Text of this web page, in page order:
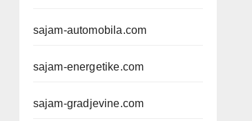
sajam-automobila.com
sajam-energetike.com
sajam-gradjevine.com